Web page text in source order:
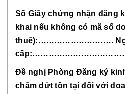
Số Giấy chứng nhận đăng
khai nếu không có mã số
thuế):……………………….
Đề nghị Phòng Đăng ký
chấm dứt tồn tại đối với